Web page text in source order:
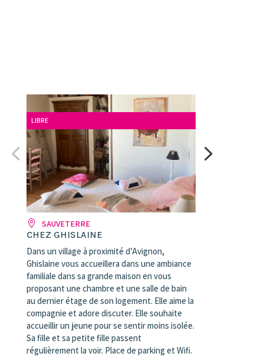
LIBRE
SAUVETERRE
CHEZ GHISLAINE
Dans un village à proximité d’Avignon,
Ghislaine vous accueillera dans une ambiance
familiale dans sa grande maison en vous
proposant une chambre et une salle de bain
au dernier étage de son logement. Elle aime la
compagnie et adore discuter. Elle souhaite
accueillir un jeune pour se sentir moins isolée.
Sa fille et sa petite fille passent
régulièrement la voir. Place de parking et Wifi.